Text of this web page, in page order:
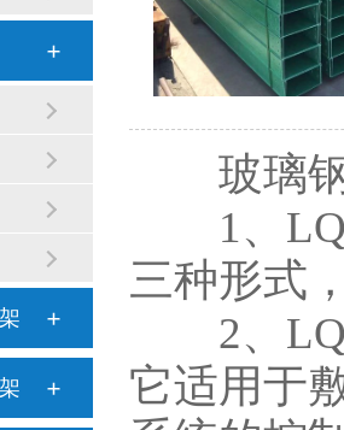
玻璃钢
1、LQJ
三种形式
2、LQJ
它适用于